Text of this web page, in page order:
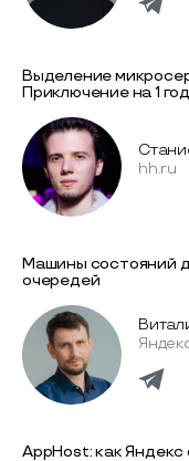
Выделение
Приключение на 1 год
hh.ru
Машины состояний
очередей
AppHost: как